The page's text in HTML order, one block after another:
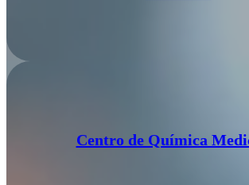
Centro de Química